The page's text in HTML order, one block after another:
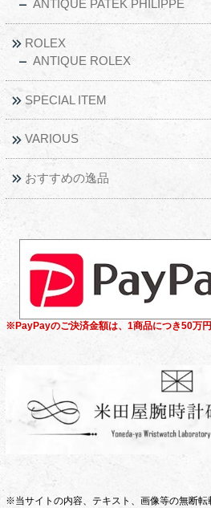
ANTIQUE PATEK PHILIPPE
ROLEX
ANTIQUE ROLEX
SPECIAL ITEM
VARIOUS
おすすめの逸品
※PayPayのご決済金額は、1商品につき50万円
※当サイトの内容、テキスト、画像等の無断転